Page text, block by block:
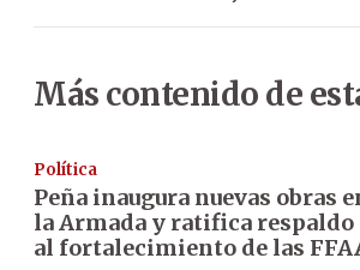
Más contenido de
Política
Peña inaugura nuevas obras
la Armada y ratifica respaldo
al fortalecimiento de las